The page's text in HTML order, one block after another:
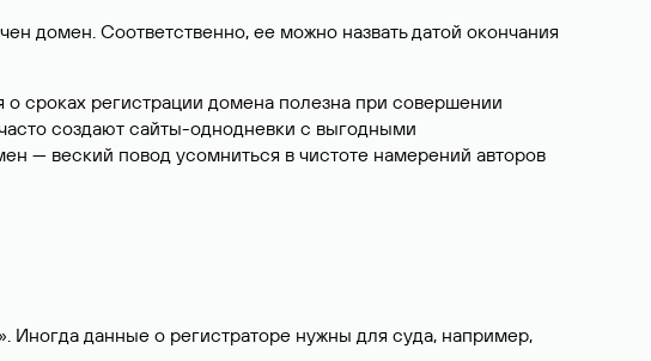
домен. Соответственно, ее можно назвать датой окончания
сроках регистрации домена полезна при совершении
создают сайты-однодневки с выгодными
— веский повод усомниться в чистоте намерений авторов
данные о регистраторе нужны для суда, например,